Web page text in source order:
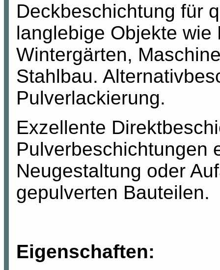
Deckbeschichtung für
langlebige Objekte
Wintergärten,
Stahlbau.
Pulverlackierung.
Exzellente
Pulverbeschichtungen
Neugestaltung oder
gepulverten Bauteilen.
Eigenschaften: